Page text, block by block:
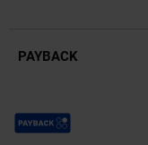
PAYBACK
Payback Punkte